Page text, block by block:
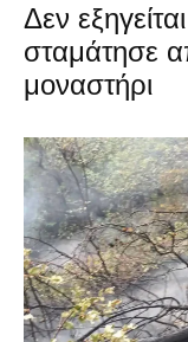
Δεν
σταμάτησε
μοναστήρι